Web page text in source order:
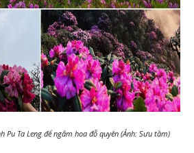
Pu Ta Leng để ngắm hoa đỗ quyên (Ảnh: Sưu tầm)